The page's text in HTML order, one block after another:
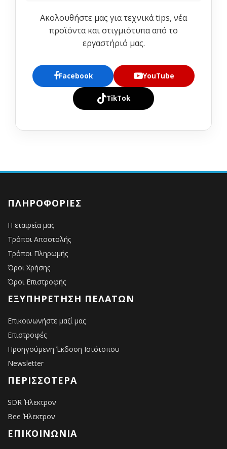
Ακολουθήστε μας για τεχνικά tips, νέα
προϊόντα και στιγμιότυπα από το
εργαστήριό μας.
Facebook YouTube
TikTok
ΠΛΗΡΟΦΟΡΊΕΣ
Η εταιρεία μας
Τρόποι Αποστολής
Τρόποι Πληρωμής
Όροι Χρήσης
Όροι Επιστροφής
ΕΞΥΠΗΡΈΤΗΣΗ ΠΕΛΑΤΏΝ
Επικοινωνήστε μαζί μας
Επιστροφές
Προηγούμενη Έκδοση Ιστότοπου
Newsletter
ΠΕΡΙΣΣΌΤΕΡΑ
SDR Ήλεκτρον
Bee Ήλεκτρον
ΕΠΙΚΟΙΝΩΝΙΑ